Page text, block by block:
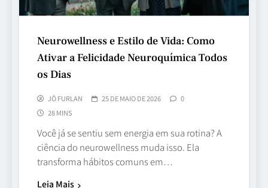
Neurowellness e Estilo de Vida: Como
Ativar a Felicidade Neuroquímica Todos
os Dias
JÔ FURLAN 25 DE MAIO DE 2026
0
28 MINS
Você já se sentiu sem energia em sua rotina? A
ciência do neurowellness muda isso. Ela
transforma hábitos comuns em…
Leia Mais